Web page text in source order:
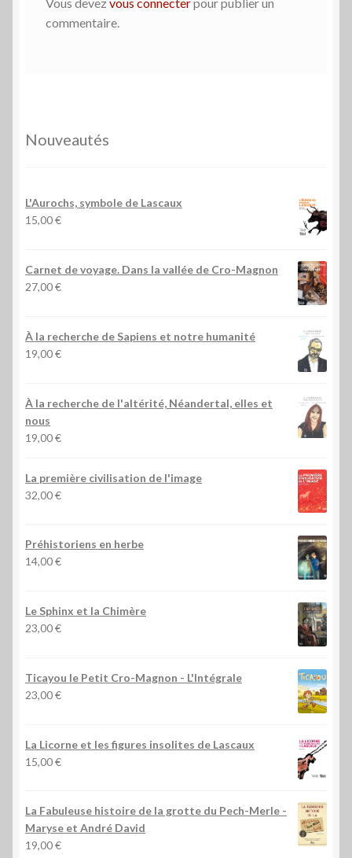
Vous devez vous connecterpour publier un
commentaire.
Nouveautés
L'Aurochs, symbole de Lascaux
15,00€
Carnet de voyage. Dans la vallée de Cro-Magnon
27,00€
À la recherche de Sapiens et notre humanité
19,00€
À la recherche de l'altérité, Néandertal, elles et
nous
19,00€
La première civilisation de l'image
32,00€
Préhistoriens en herbe
14,00€
Le Sphinx et la Chimère
23,00€
Ticayou le Petit Cro-Magnon - L'Intégrale
23,00€
La Licorne et les figures insolites de Lascaux
15,00€
La Fabuleuse histoire de la grotte du Pech-Merle -
Maryse et André David
19,00€